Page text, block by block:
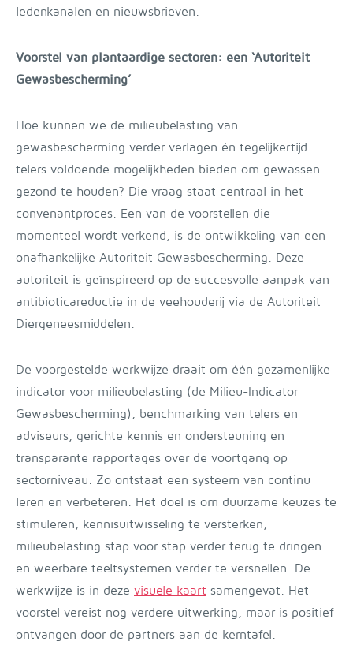
ledenkanalen en nieuwsbrieven.
Voorstel van plantaardige sectoren: een ‘Autoriteit
Gewasbescherming’
Hoe kunnen we de milieubelasting van
gewasbescherming verder verlagen én tegelijkertijd
telers voldoende mogelijkheden bieden om gewassen
gezond te houden? Die vraag staat centraal in het
convenantproces. Een van de voorstellen die
momenteel wordt verkend, is de ontwikkeling van een
onafhankelijke Autoriteit Gewasbescherming. Deze
autoriteit is geïnspireerd op de succesvolle aanpak van
antibioticareductie in de veehouderij via de Autoriteit
Diergeneesmiddelen.
De voorgestelde werkwijze draait om één gezamenlijke
indicator voor milieubelasting (de Milieu-Indicator
Gewasbescherming), benchmarking van telers en
adviseurs, gerichte kennis en ondersteuning en
transparante rapportages over de voortgang op
sectorniveau. Zo ontstaat een systeem van continu
leren en verbeteren. Het doel is om duurzame keuzes te
stimuleren, kennisuitwisseling te versterken,
milieubelasting stap voor stap verder terug te dringen
en weerbare teeltsystemen verder te versnellen. De
werkwijze is in deze visuele kaart samengevat. Het
voorstel vereist nog verdere uitwerking, maar is positief
ontvangen door de partners aan de kerntafel.